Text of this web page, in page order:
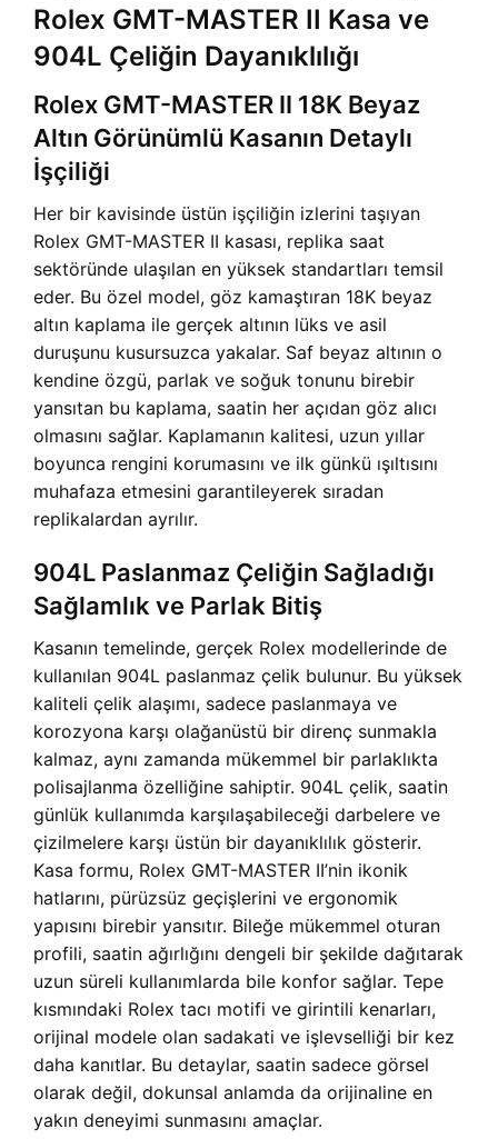
Rolex GMT-MASTER II Kasa ve
904L Çeliğin Dayanıklılığı
Rolex GMT-MASTER II 18K Beyaz
Altın Görünümlü Kasanın Detaylı
İşçiliği
Her bir kavisinde üstün işçiliğin izlerini taşıyan
Rolex GMT-MASTER II kasası, replika saat
sektöründe ulaşılan en yüksek standartları temsil
eder. Bu özel model, göz kamaştıran 18K beyaz
altın kaplama ile gerçek altının lüks ve asil
duruşunu kusursuzca yakalar. Saf beyaz altının o
kendine özgü, parlak ve soğuk tonunu birebir
yansıtan bu kaplama, saatin her açıdan göz alıcı
olmasını sağlar. Kaplamanın kalitesi, uzun yıllar
boyunca rengini korumasını ve ilk günkü ışıltısını
muhafaza etmesini garantileyerek sıradan
replikalardan ayrılır.
904L Paslanmaz Çeliğin Sağladığı
Sağlamlık ve Parlak Bitiş
Kasanın temelinde, gerçek Rolex modellerinde de
kullanılan 904L paslanmaz çelik bulunur. Bu yüksek
kaliteli çelik alaşımı, sadece paslanmaya ve
korozyona karşı olağanüstü bir direnç sunmakla
kalmaz, aynı zamanda mükemmel bir parlaklıkta
polisajlanma özelliğine sahiptir. 904L çelik, saatin
günlük kullanımda karşılaşabileceği darbelere ve
çizilmelere karşı üstün bir dayanıklılık gösterir.
Kasa formu, Rolex GMT-MASTER II’nin ikonik
hatlarını, pürüzsüz geçişlerini ve ergonomik
yapısını birebir yansıtır. Bileğe mükemmel oturan
profili, saatin ağırlığını dengeli bir şekilde dağıtarak
uzun süreli kullanımlarda bile konfor sağlar. Tepe
kısmındaki Rolex tacı motifi ve girintili kenarları,
orijinal modele olan sadakati ve işlevselliği bir kez
daha kanıtlar. Bu detaylar, saatin sadece görsel
olarak değil, dokunsal anlamda da orijinaline en
yakın deneyimi sunmasını amaçlar.